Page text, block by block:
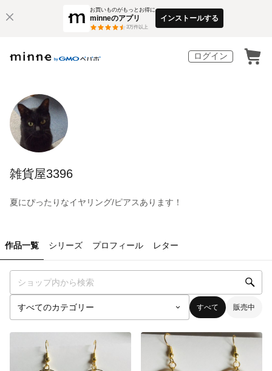
お買いものがもっとお得に
minneのアプリ
3万件以上
インストールする
ログイン
雑貨屋3396
夏にぴったりなイヤリング/ピアスあります！
作品一覧 シリーズ プロフィール レター
すべて 販売中